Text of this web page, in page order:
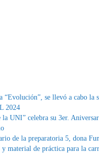
“Evolución”, se llevó a cabo la
2024
la UNI” celebra su 3er.
de la preparatoria 5, dona
y material de práctica para la